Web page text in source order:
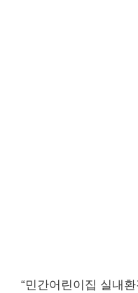
“민간어린이집 실내